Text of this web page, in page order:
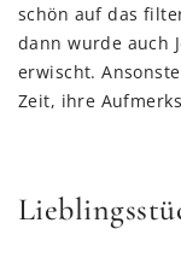
schön auf das
dann wurde auch
erwischt.
Zeit, ihre